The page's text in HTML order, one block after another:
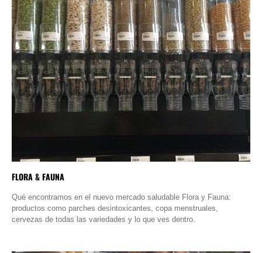
FLORA & FAUNA
Qué encontramos en el nuevo mercado saludable Flora y Fauna:
productos como parches desintoxicantes, copa menstruales,
cervezas de todas las variedades y lo que ves dentro.